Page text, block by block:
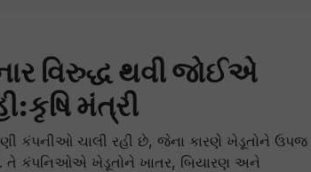
વિરુદ્ધ થવી જોઈએ
મંત્રી
કંપનીઓ ચાલી રહી છે, જેના કારણે ખેડૂતોને ઉપજ
તે કંપનિઓએ ખેડૂતોને ખાતર, બિયારણ અને